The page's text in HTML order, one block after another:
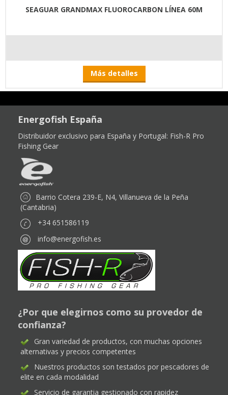
SEAGUAR GRANDMAX FLUOROCARBON LÍNEA 60M
Más detalles
Energofish España
Distribuidor exclusivo para España y Portugal: Fish-R Pro
Fishing Gear
Barrio Cotera 239-E, N4, Villanueva de la Peña
(Cantabria)
+34 651586119
info@energofish.es
¿Por que elegirnos como su provedor de
confianza?
Gran variedad de productos, con muchas opciones
alternativas y precios competentes
Nuestros productos son testados por pescadores de
elite en cada modalidad
Servicio de garantia gestionado con rapidez